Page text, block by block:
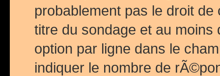
probablement pas le droit
titre du sondage et au
option par ligne dans le
indiquer le nombre de